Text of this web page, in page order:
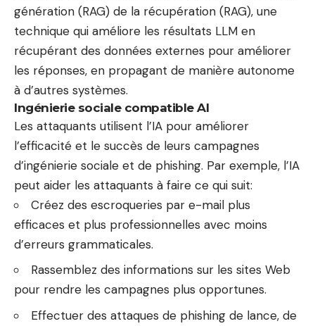
génération (RAG) de la récupération (RAG), une
technique qui améliore les résultats LLM en
récupérant des données externes pour améliorer
les réponses, en propagant de manière autonome
à d’autres systèmes.
Ingénierie sociale compatible AI
Les attaquants utilisent l’IA pour améliorer
l’efficacité et le succès de leurs campagnes
d’ingénierie sociale et de phishing. Par exemple, l’IA
peut aider les attaquants à faire ce qui suit:
Créez des escroqueries par e-mail plus
efficaces et plus professionnelles avec moins
d’erreurs grammaticales.
Rassemblez des informations sur les sites Web
pour rendre les campagnes plus opportunes.
Effectuer des attaques de phishing de lance, de